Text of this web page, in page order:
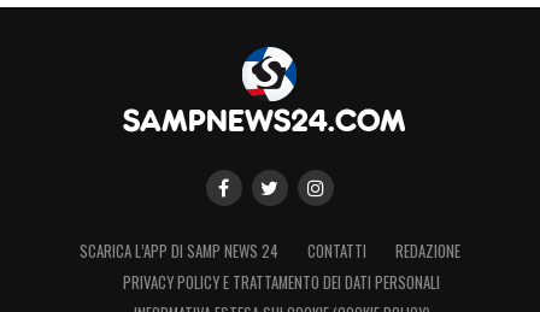
SCARICA L’APP DI SAMP NEWS 24 CONTATTI
REDAZIONE
PRIVACY POLICY E TRATTAMENTO DEI DATI PERSONALI